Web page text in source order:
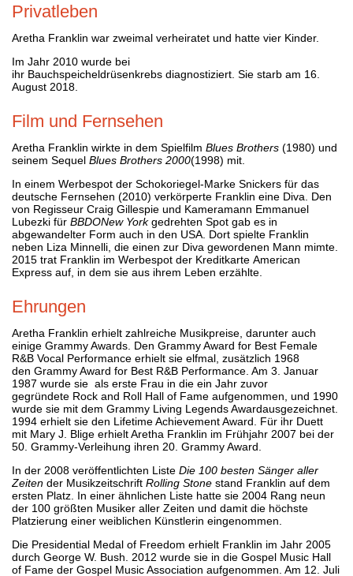
Privatleben
Aretha Franklin war zweimal verheiratet und hatte vier Kinder.
Im Jahr 2010 wurde bei
ihr Bauchspeicheldrüsenkrebs diagnostiziert. Sie starb am 16.
August 2018.
Film und Fernsehen
Aretha Franklin wirkte in dem Spielfilm Blues Brothers (1980) und
seinem Sequel Blues Brothers 2000(1998) mit.
In einem Werbespot der Schokoriegel-Marke Snickers für das
deutsche Fernsehen (2010) verkörperte Franklin eine Diva. Den
von Regisseur Craig Gillespie und Kameramann Emmanuel
Lubezki für BBDONew Yorkgedrehten Spot gab es in
abgewandelter Form auch in den USA. Dort spielte Franklin
neben Liza Minnelli, die einen zur Diva gewordenen Mann mimte.
2015 trat Franklin im Werbespot der Kreditkarte American
Express auf, in dem sie aus ihrem Leben erzählte.
Ehrungen
Aretha Franklin erhielt zahlreiche Musikpreise, darunter auch
einige Grammy Awards. Den Grammy Award for Best Female
R&B Vocal Performance erhielt sie elfmal, zusätzlich 1968
den Grammy Award for Best R&B Performance. Am 3. Januar
1987 wurde sie als erste Frau in die ein Jahr zuvor
gegründete Rock and Roll Hall of Fame aufgenommen, und 1990
wurde sie mit dem Grammy Living Legends Awardausgezeichnet.
1994 erhielt sie den Lifetime Achievement Award. Für ihr Duett
mit Mary J. Blige erhielt Aretha Franklin im Frühjahr 2007 bei der
50. Grammy-Verleihung ihren 20. Grammy Award.
In der 2008 veröffentlichten Liste Die 100 besten Sänger aller
Zeiten der Musikzeitschrift Rolling Stone stand Franklin auf dem
ersten Platz. In einer ähnlichen Liste hatte sie 2004 Rang neun
der 100 größten Musiker aller Zeiten und damit die höchste
Platzierung einer weiblichen Künstlerin eingenommen.
Die Presidential Medal of Freedom erhielt Franklin im Jahr 2005
durch George W. Bush. 2012 wurde sie in die Gospel Music Hall
of Fame der Gospel Music Association aufgenommen. Am 12. Juli